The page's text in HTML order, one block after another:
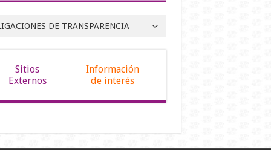
DE TRANSPARENCIA
Sitios
Externos
Información
de interés